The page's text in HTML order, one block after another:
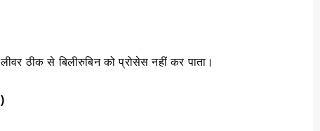
ठीक से बिलीरुबिन को प्रोसेस नहीं कर पाता।